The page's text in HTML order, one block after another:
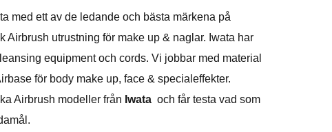
med ett av de ledande och bästa märkena på
Airbrush utrustning för make up & naglar. Iwata har
equipment och cords. Vi jobbar med material
för body make up, face & specialeffekter.
Airbrush modeller från Iwata och får testa vad som